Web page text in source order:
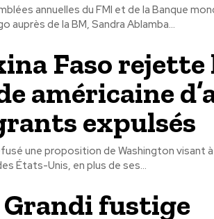
annuelles du FMI et de la Banque
auprès de la BM, Sandra Ablamba...
Faso rejette
américaine
expulsés
une proposition de Washington visant
États-Unis, en plus de ses...
fustige